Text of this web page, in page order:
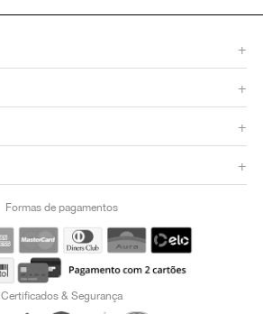
+
+
+
+
Formas de pagamentos
Certificados & Segurança